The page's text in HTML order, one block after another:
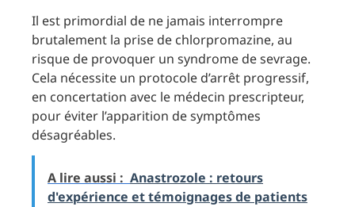
Il est primordial de ne jamais interrompre
brutalement la prise de chlorpromazine, au
risque de provoquer un syndrome de sevrage.
Cela nécessite un protocole d’arrêt progressif,
en concertation avec le médecin prescripteur,
pour éviter l’apparition de symptômes
désagréables.
A lire aussi : Anastrozole : retours
d'expérience et témoignages de patients